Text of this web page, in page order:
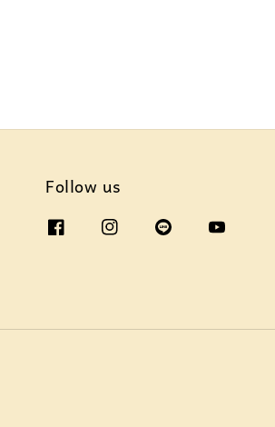
Follow us